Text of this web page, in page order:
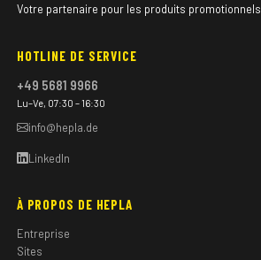
Votre partenaire pour les produits promotionnels
HOTLINE DE SERVICE
+49 5681 9966
Lu–Ve, 07:30 – 16:30
info@hepla.de
LinkedIn
À PROPOS DE HEPLA
Entreprise
Sites